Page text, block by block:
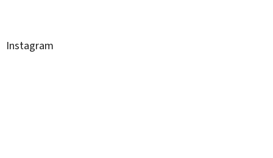
Instagram